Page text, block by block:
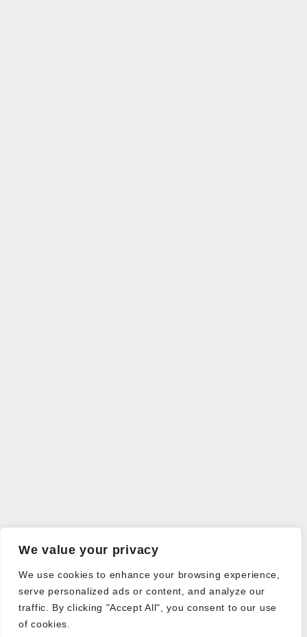
We value your privacy
We use cookies to enhance your browsing experience,
serve personalized ads or content, and analyze our
traffic. By clicking "Accept All", you consent to our use
of cookies.